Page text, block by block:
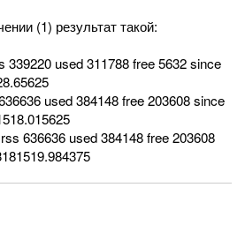
(1) результат такой:
339220 used 311788 free 5632 since
used 384148 free 203608 since
636636 used 384148 free 203608